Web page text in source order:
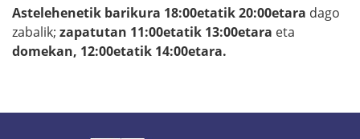
Astelehenetik barikura 18:00etatik 20:00etara dago
zabalik; zapatutan 11:00etatik 13:00etara eta
domekan, 12:00etatik 14:00etara.